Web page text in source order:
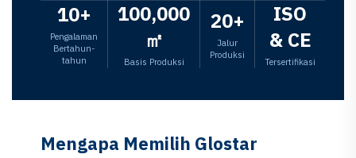
10+
Pengalaman
Bertahun-
tahun
100,000
㎡
Basis Produksi
20+
Jalur
Produksi
ISO
& CE
Tersertifikasi
Mengapa Memilih Glostar